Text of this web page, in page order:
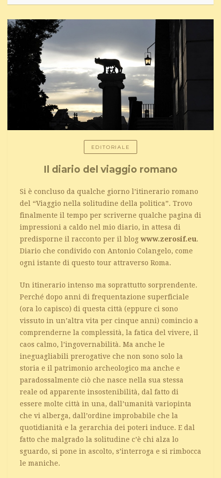
EDITORIALE
Il diario del viaggio romano
Si è concluso da qualche giorno l’itinerario romano
del “Viaggio nella solitudine della politica”. Trovo
finalmente il tempo per scriverne qualche pagina di
impressioni a caldo nel mio diario, in attesa di
predisporne il racconto per il blog www.zerosif.eu.
Diario che condivido con Antonio Colangelo, come
ogni istante di questo tour attraverso Roma.
Un itinerario intenso ma soprattutto sorprendente.
Perché dopo anni di frequentazione superficiale
(ora lo capisco) di questa città (eppure ci sono
vissuto in un’altra vita per cinque anni) comincio a
comprenderne la complessità, la fatica del vivere, il
caos calmo, l’ingovernabilità. Ma anche le
ineguagliabili prerogative che non sono solo la
storia e il patrimonio archeologico ma anche e
paradossalmente ciò che nasce nella sua stessa
reale od apparente insostenibilità, dal fatto di
essere molte città in una, dall’umanità variopinta
che vi alberga, dall’ordine improbabile che la
quotidianità e la gerarchia dei poteri induce. E dal
fatto che malgrado la solitudine c’è chi alza lo
sguardo, si pone in ascolto, s’interroga e si rimbocca
le maniche.